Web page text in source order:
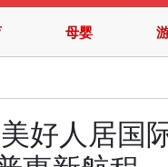
母婴
好人居国